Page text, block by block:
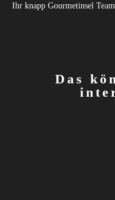
Ihr knapp Gourmetinsel Team
Das